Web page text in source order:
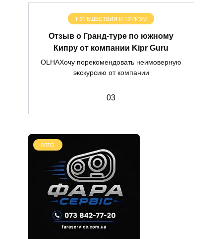
ПУТЕШЕСТВИЯ И ТУРИЗМ
Отзыв о Гранд-туре по южному
Кипру от компании Kipr Guru
OLHAХочу порекомендовать неимоверную
экскурсию от компании
03
АВТО